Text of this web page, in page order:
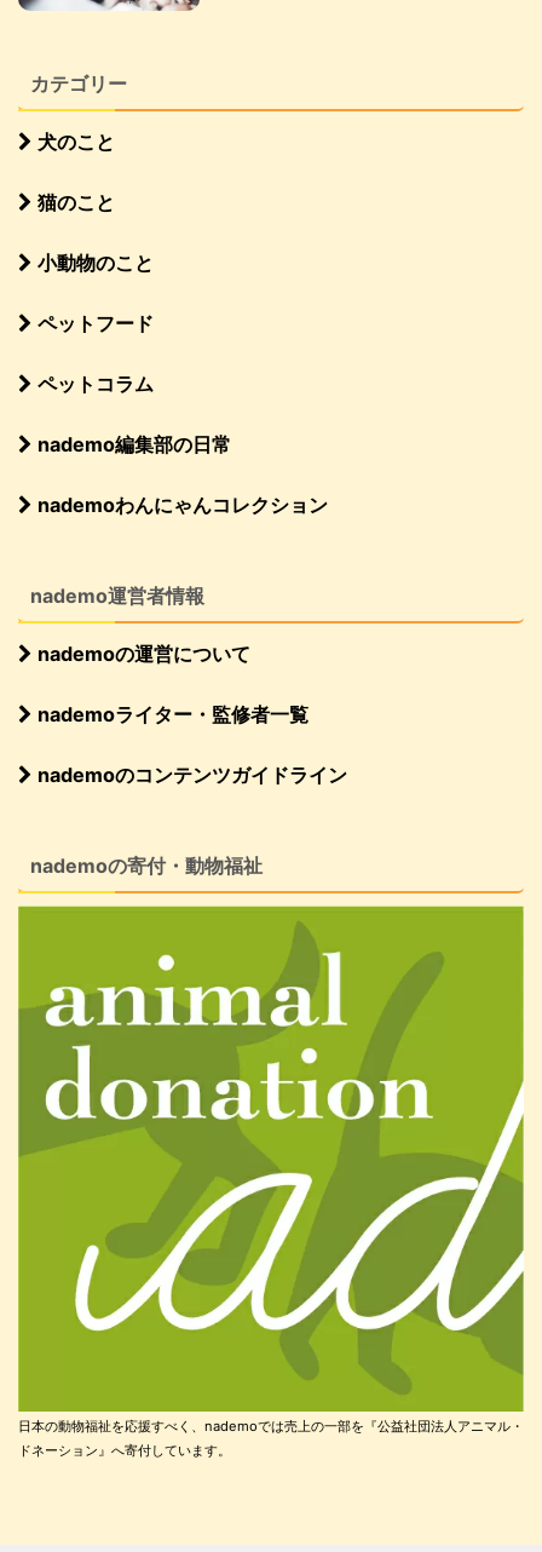
カテゴリー
犬のこと
猫のこと
小動物のこと
ペットフード
ペットコラム
nademo編集部の日常
nademoわんにゃんコレクション
nademo運営者情報
nademoの運営について
nademoライター・監修者一覧
nademoのコンテンツガイドライン
nademoの寄付・動物福祉
日本の動物福祉を応援すべく、nademoでは売上の一部を『公益社団法人アニマル・
ドネーション』へ寄付しています。